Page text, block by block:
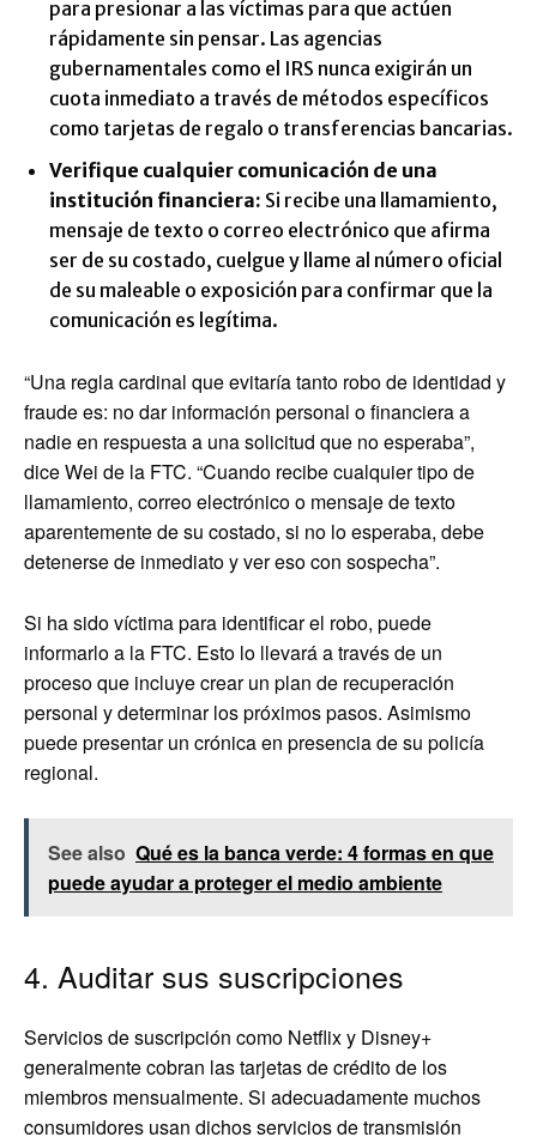
para presionar a las víctimas para que actúen
rápidamente sin pensar. Las agencias
gubernamentales como el IRS nunca exigirán un
cuota inmediato a través de métodos específicos
como tarjetas de regalo o transferencias bancarias.
Verifique cualquier comunicación de una
institución financiera: Si recibe una llamamiento,
mensaje de texto o correo electrónico que afirma
ser de su costado, cuelgue y llame al número oficial
de su maleable o exposición para confirmar que la
comunicación es legítima.
“Una regla cardinal que evitaría tanto robo de identidad y
fraude es: no dar información personal o financiera a
nadie en respuesta a una solicitud que no esperaba”,
dice Wei de la FTC. “Cuando recibe cualquier tipo de
llamamiento, correo electrónico o mensaje de texto
aparentemente de su costado, si no lo esperaba, debe
detenerse de inmediato y ver eso con sospecha”.
Si ha sido víctima para identificar el robo, puede
informarlo a la FTC. Esto lo llevará a través de un
proceso que incluye crear un plan de recuperación
personal y determinar los próximos pasos. Asimismo
puede presentar un crónica en presencia de su policía
regional.
See also Qué es la banca verde: 4 formas en que
puede ayudar a proteger el medio ambiente
4. Auditar sus suscripciones
Servicios de suscripción como Netflix y Disney+
generalmente cobran las tarjetas de crédito de los
miembros mensualmente. Si adecuadamente muchos
consumidores usan dichos servicios de transmisión